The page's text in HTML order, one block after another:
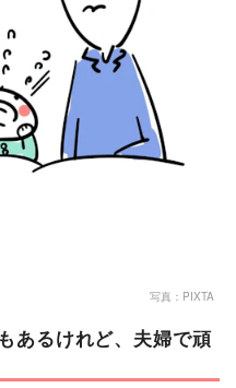
写真：PIXTA
あるけれど、夫婦で頑